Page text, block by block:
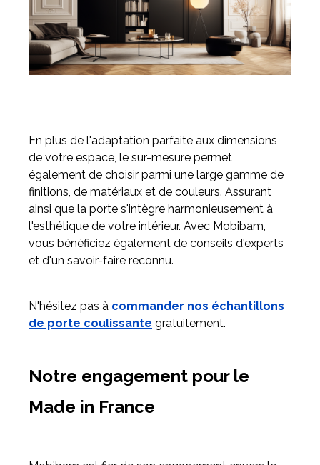
En plus de l'adaptation parfaite aux dimensions
de votre espace, le sur-mesure permet
également de choisir parmi une large gamme de
finitions, de matériaux et de couleurs. Assurant
ainsi que la porte s'intègre harmonieusement à
l'esthétique de votre intérieur. Avec Mobibam,
vous bénéficiez également de conseils d'experts
et d'un savoir-faire reconnu.
N'hésitez pas à commander nos échantillons
de porte coulissante gratuitement.
Notre engagement pour le
Made in France